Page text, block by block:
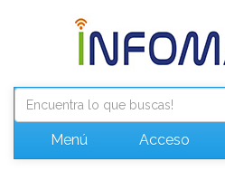
Menú Acceso